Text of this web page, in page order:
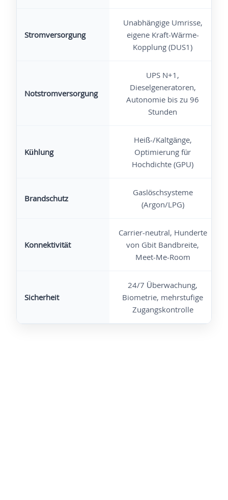
Stromversorgung
Unabhängige Umrisse,
eigene Kraft-Wärme-
Kopplung (DUS1)
Notstromversorgung
UPS N+1,
Dieselgeneratoren,
Autonomie bis zu 96
Stunden
Kühlung
Heiß-/Kaltgänge,
Optimierung für
Hochdichte (GPU)
Brandschutz
Gaslöschsysteme
(Argon/LPG)
Konnektivität
Carrier-neutral, Hunderte
von Gbit Bandbreite,
Meet-Me-Room
Sicherheit
24/7 Überwachung,
Biometrie, mehrstufige
Zugangskontrolle